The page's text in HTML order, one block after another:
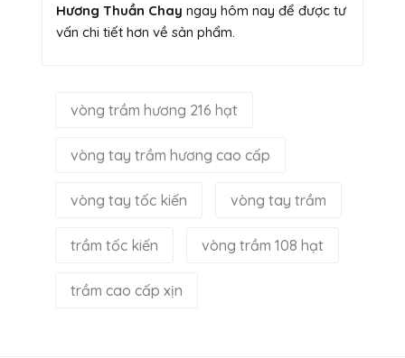
Hương Thuần Chay ngay hôm nay để được tư
vấn chi tiết hơn về sản phẩm.
vòng trầm hương 216 hạt
vòng tay trầm hương cao cấp
vòng tay tốc kiến vòng tay trầm
trầm tốc kiến vòng trầm 108 hạt
trầm cao cấp xịn